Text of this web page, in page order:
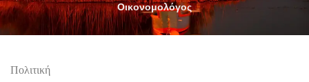
Οικονομολόγος
Πολιτική